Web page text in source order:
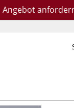
Angebot